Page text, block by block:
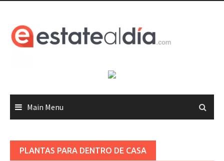
content
Main Menu
PLANTAS PARA DENTRO DE CASA